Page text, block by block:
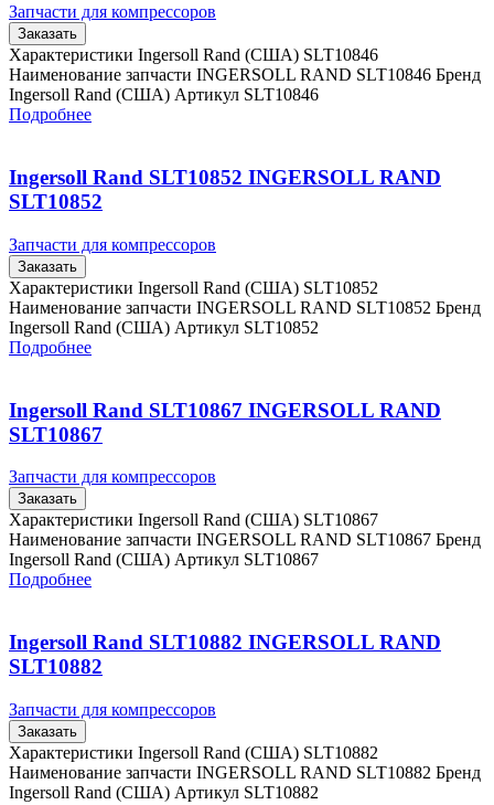
Запчасти для компрессоров
Заказать
Характеристики Ingersoll Rand (США) SLT10846
Наименование запчасти INGERSOLL RAND SLT10846 Бренд
Ingersoll Rand (США) Артикул SLT10846
Подробнее
Ingersoll Rand SLT10852 INGERSOLL RAND
SLT10852
Запчасти для компрессоров
Заказать
Характеристики Ingersoll Rand (США) SLT10852
Наименование запчасти INGERSOLL RAND SLT10852 Бренд
Ingersoll Rand (США) Артикул SLT10852
Подробнее
Ingersoll Rand SLT10867 INGERSOLL RAND
SLT10867
Запчасти для компрессоров
Заказать
Характеристики Ingersoll Rand (США) SLT10867
Наименование запчасти INGERSOLL RAND SLT10867 Бренд
Ingersoll Rand (США) Артикул SLT10867
Подробнее
Ingersoll Rand SLT10882 INGERSOLL RAND
SLT10882
Запчасти для компрессоров
Заказать
Характеристики Ingersoll Rand (США) SLT10882
Наименование запчасти INGERSOLL RAND SLT10882 Бренд
Ingersoll Rand (США) Артикул SLT10882